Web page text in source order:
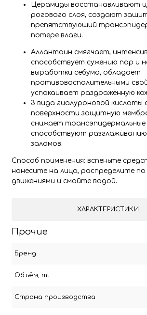
Церамиды восстанавливают
рогового слоя, создают
препятствующий
потере влаги.
Аллантоин смягчает,
способствует сужению пор и
выработки себума, обладает
противовоспалительными
успокаивает раздражённую
3 вида гиалуроновой кислоты
поверхности защитную
снижает трансэпидермальные
способствуют
заломов.
Способ применения: вспеньте
нанесите на лицо, распределите по
движениями и смойте водой.
ХАРАКТЕРИСТИКИ
Прочие
Бренд
Объём, ml
Страна производства